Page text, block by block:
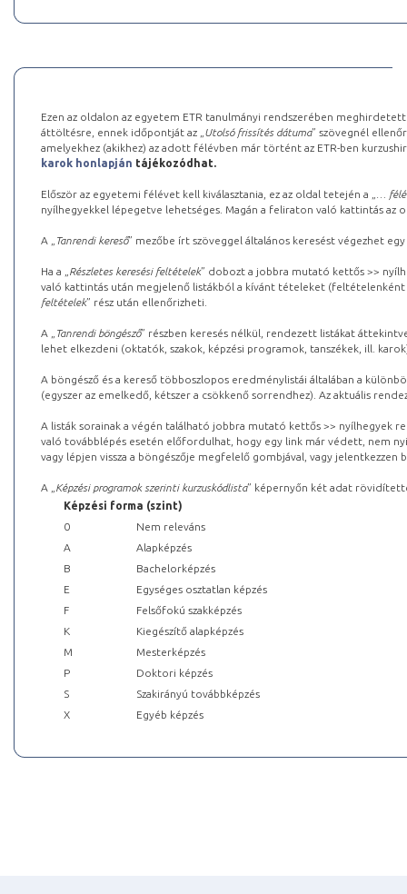
Ezen az oldalon az egyetem ETR tanulmányi rendszerében
áttöltésre, ennek időpontját az „ Utolsó frissítés dátuma” szövegnél
amelyekhez (akikhez) az adott félévben már történt az ETR-ben
karok honlapján tájékozódhat.
Először az egyetemi félévet kell kiválasztania, ez az oldal tetején a „
…
nyílhegyekkel lépegetve lehetséges. Magán a feliraton való kattintás az
A „ Tanrendi kereső” mezőbe írt szöveggel általános keresést végezhet
Ha a „ Részletes keresési feltételek” dobozt a jobbra mutató kettős >>
való kattintás után megjelenő listákból a kívánt tételeket (feltételenként
feltételek” rész után ellenőrizheti.
A „ Tanrendi böngésző” részben keresés nélkül, rendezett listákat
lehet elkezdeni (oktatók, szakok, képzési programok, tanszékek, ill.
A böngésző és a kereső többoszlopos eredménylistái általában a
(egyszer az emelkedő, kétszer a csökkenő sorrendhez). Az aktuális
A listák sorainak a végén található jobbra mutató kettős >> nyílhegyek
való továbblépés esetén előfordulhat, hogy egy link már védett, nem
vagy lépjen vissza a böngészője megfelelő gombjával, vagy
A „ Képzési programok szerinti kurzuskódlista” képernyőn két adat
Képzési forma (szint)
0
Nem releváns
A
Alapképzés
B
Bachelorképzés
E
Egységes osztatlan képzés
F
Felsőfokú szakképzés
K
Kiegészítő alapképzés
M
Mesterképzés
P
Doktori képzés
S
Szakirányú továbbképzés
X
Egyéb képzés